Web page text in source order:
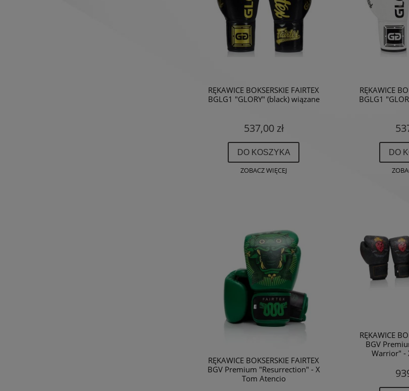
RĘKAWICE BOKSERSKIE FAIRTEX
BGLG1 "GLORY" (black) wiązane
537,00 zł
DO KOSZYKA
ZOBACZ WIĘCEJ
RĘKAWICE
BGLG1
DO
RĘKAWICE BOKSERSKIE FAIRTEX
BGV Premium "Resurrection" - X
Tom Atencio
RĘKAWICE
BGV
Warrior" -